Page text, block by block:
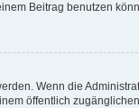
Beitrag benutzen
Wenn die
öffentlich